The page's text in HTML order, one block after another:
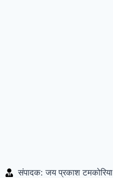
संपादक: जय प्रकाश टमकोरिया